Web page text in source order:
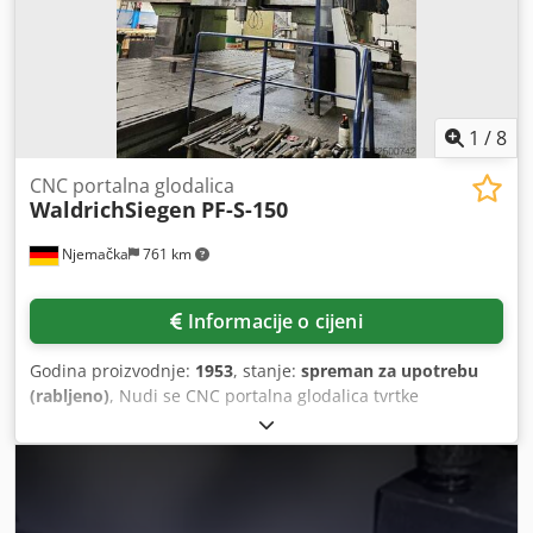
1 /8
Njemačka 761 km
CNC portalna glodalica
WaldrichSiegen PF-S-150
Informacije o cijeni
Godina proizvodnje: 1953, stanje: spreman za upotrebu
(rabljeno), Nudi se CNC portalna glodalica tvrtke
WaldrichSiegen za horizontalno i vertikalno glodanje, kao i
za bušenje velikih komada. Hod stola: 14000 mm, hod
poprečne grede: 4500 mm, hod poprečne grede: 4000 mm,
hod osovine: 450 mm, preciznost pozicioniranja